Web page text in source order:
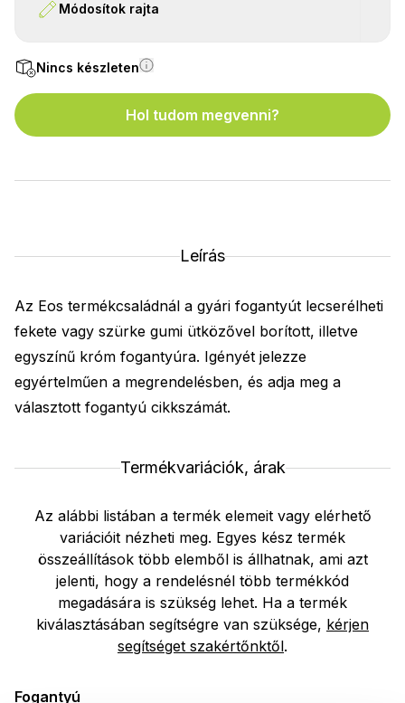
Módosítok rajta
Nincs készleten
Hol tudom megvenni?
Leírás
Az Eos termékcsaládnál a gyári fogantyút lecserélheti
fekete vagy szürke gumi ütközővel borított, illetve
egyszínű króm fogantyúra. Igényét jelezze
egyértelműen a megrendelésben, és adja meg a
választott fogantyú cikkszámát.
Termékvariációk, árak
Az alábbi listában a termék elemeit vagy elérhető
variációit nézheti meg. Egyes kész termék
összeállítások több elemből is állhatnak, ami azt
jelenti, hogy a rendelésnél több termékkód
megadására is szükség lehet. Ha a termék
kiválasztásában segítségre van szüksége, kérjen
segítséget szakértőnktől.
Fogantyú